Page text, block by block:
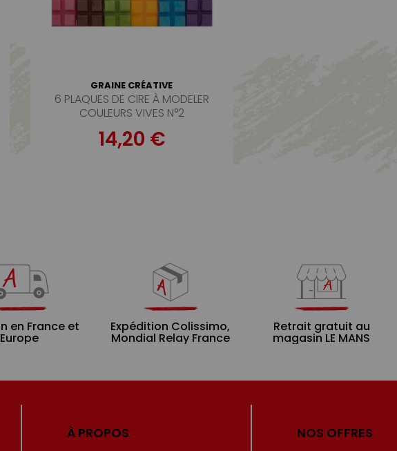
GRAINE CRÉATIVE
6 PLAQUES DE CIRE À MODELER
COULEURS VIVES N°2
14,20 €
en France et
Europe
Expédition Colissimo,
Mondial Relay France
Retrait gratuit au
magasin LE MANS
À PROPOS NOS OFFRES